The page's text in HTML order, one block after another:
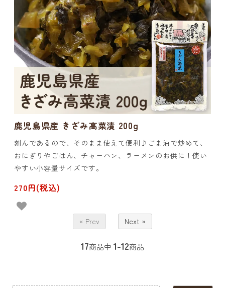
鹿児島県産 きざみ高菜漬 200g
刻んであるので、そのまま使えて便利♪ごま油で炒めて、
おにぎりやごはん、チャーハン、ラーメンのお供に！使い
やすい小容量サイズです。
270円(税込)
« Prev Next »
17商品中 1-12商品